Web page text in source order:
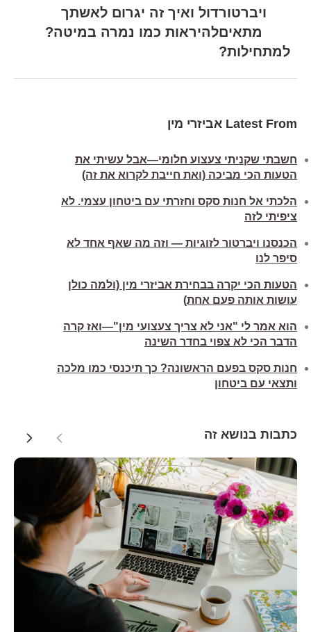
ויברטור
מתאים
למתחילות?
דול ואיך זה יגרום לאשתך
להיראות כמו נמרה במיטה?
Latest From אביזרי מין
חשבתי שקניתי צעצוע חלומי—אבל עשיתי את
הטעות הכי מביכה (ואת חייבת לקרוא את זה)
הלכתי אל חנות סקס וחזרתי עם ביטחון עצמי. לא
ציפיתי לזה
הכנסנו ויברטור לזוגיות — וזה מה שאף אחד לא
סיפר לנו
הטעות הכי יקרה בבחירת אביזרי מין (ולמה כולן
עושות אותה פעם אחת)
הוא אמר לי "אני לא צריך צעצועי מין"—ואז קרה
הדבר הכי לא צפוי בחדר השינה
חנות סקס בפעם הראשונה? כך תיכנסי כמו מלכה
ותצאי עם ביטחון
כתבות בנושא זה